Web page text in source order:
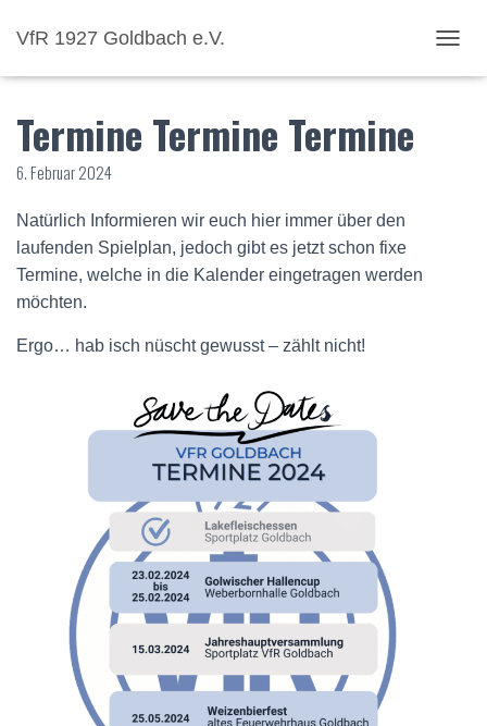
VfR 1927 Goldbach e.V.
Termine Termine Termine
6. Februar 2024
Natürlich Informieren wir euch hier immer über den
laufenden Spielplan, jedoch gibt es jetzt schon fixe
Termine, welche in die Kalender eingetragen werden
möchten.
Ergo… hab isch nüscht gewusst – zählt nicht!